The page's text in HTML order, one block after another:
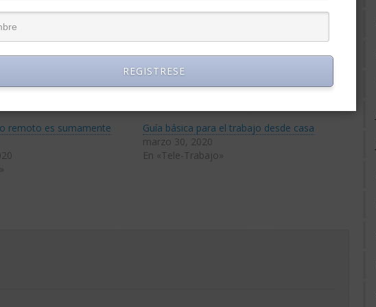
remoto es sumamente
Guía básica para el trabajo desde casa
marzo 30, 2020
En «Tele-Trabajo»
REGISTRESE